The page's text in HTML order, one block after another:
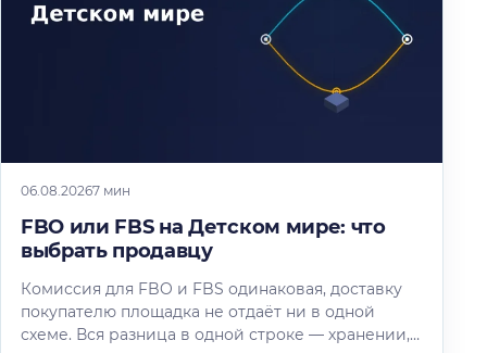
06.08.20267 мин
FBO или FBS на Детском мире: что
выбрать продавцу
Комиссия для FBO и FBS одинаковая, доставку
покупателю площадка не отдаёт ни в одной
схеме. Вся разница в одной строке — хранении,